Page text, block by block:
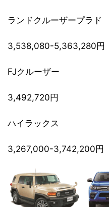
ランドクルーザープラド
3,538,080-5,363,280円
FJクルーザー
3,492,720円
ハイラックス
3,267,000-3,742,200円